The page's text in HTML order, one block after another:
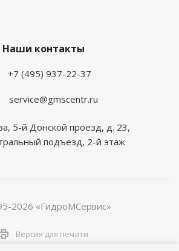
Наши контакты
+7 (495) 937-22-37
service@gmscentr.ru
, 5-й Донской проезд, д. 23,
подъезд, 2-й этаж
2026 «ГидроМСервис»
Версия для печати